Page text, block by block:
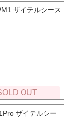
ザイテルシース
OUT
ザイテルシー